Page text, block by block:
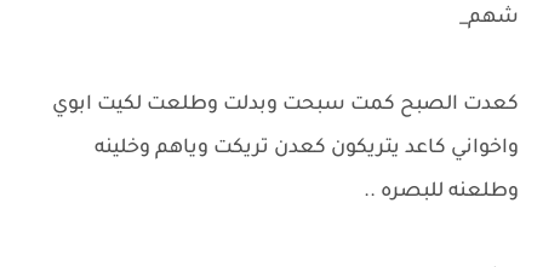
شهم_
كعدت الصبح كمت سبحت وبدلت وطلعت لكيت ابوي
واخواني كاعد يتريكون كعدن تريكت وياهم وخلينه
وطلعنه للبصره ..